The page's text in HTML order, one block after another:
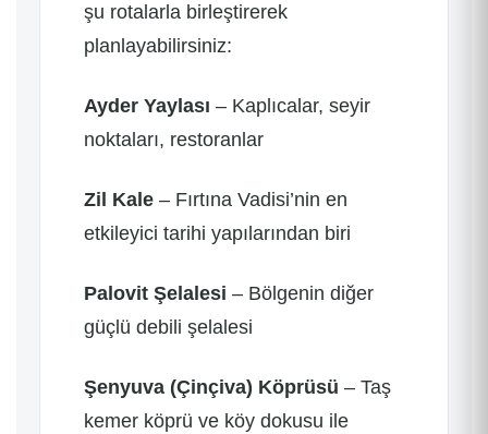
şu rotalarla birleştirerek
planlayabilirsiniz:
Ayder Yaylası – Kaplıcalar, seyir
noktaları, restoranlar
Zil Kale– Fırtına Vadisi’nin en
etkileyici tarihi yapılarından biri
Palovit Şelalesi – Bölgenin diğer
güçlü debili şelalesi
Şenyuva (Çinçiva) Köprüsü – Taş
kemer köprü ve köy dokusu ile